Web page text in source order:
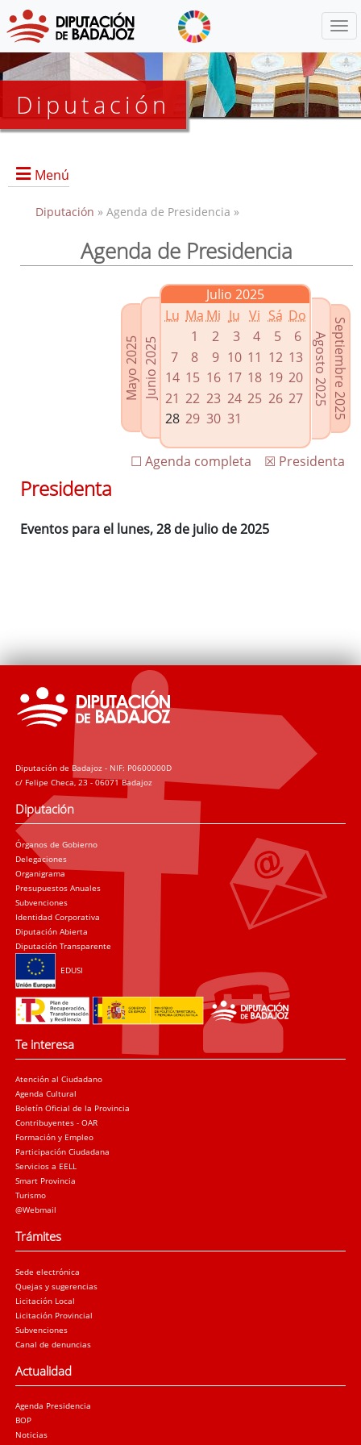
Diputación
Menú
Presidencia
Enlaces relacionados
Agenda de Presidencia
Plenos provinciales y Juntas de gobierno
Oficina de Proyectos Europeos
Diputación » Agenda de Presidencia »
Agenda de Presidencia
Mayo 2025Junio 2025
Julio 2025
Lu Ma Mi Ju Vi Sá Do
1
2 3 4 5
6
7
8 9 10 11 12 13
14 15 16 17 18 19 20
21 22 23 24 25 26 27
28 29 30 31 Septiembre 2025
Agosto 2025
☒ Presidenta
☐ Agenda completa
Presidenta
Eventos para el lunes, 28 de julio de 2025
Diputación de Badajoz - NIF: P0600000D
c/ Felipe Checa, 23 - 06071 Badajoz
Diputación
Órganos de Gobierno
Delegaciones
Organigrama
Presupuestos Anuales
Subvenciones
Identidad Corporativa
Diputación Abierta
Diputación Transparente
EDUSI
Te interesa
Atención al Ciudadano
Agenda Cultural
Boletín Oficial de la Provincia
Contribuyentes - OAR
Formación y Empleo
Participación Ciudadana
Servicios a EELL
Smart Provincia
Turismo
@Webmail
Trámites
Sede electrónica
Quejas y sugerencias
Licitación Local
Licitación Provincial
Subvenciones
Canal de denuncias
Actualidad
Agenda Presidencia
BOP
Noticias